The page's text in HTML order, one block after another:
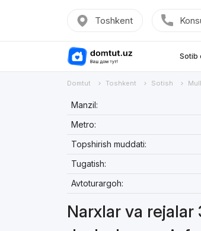
Toshkent
Sotib
Domtut Toshkent Sotish
Manzil:
Metro:
Topshirish muddati:
Tugatish:
Avtoturargoh:
Narxlar va